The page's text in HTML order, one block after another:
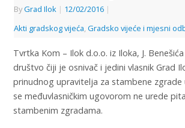
ByGrad Ilok | 12/02/2016 |
Akti gradskog vijeća Gradsko vijeće i mjesni
Tvrtka Kom – Ilok d.o.o. iz Iloka, J.
društvo čiji je osnivač i jedini vlasnik Grad
prinudnog upravitelja za stambene zgrade
se međuvlasničkim ugovorom ne urede
stambenim zgradama.